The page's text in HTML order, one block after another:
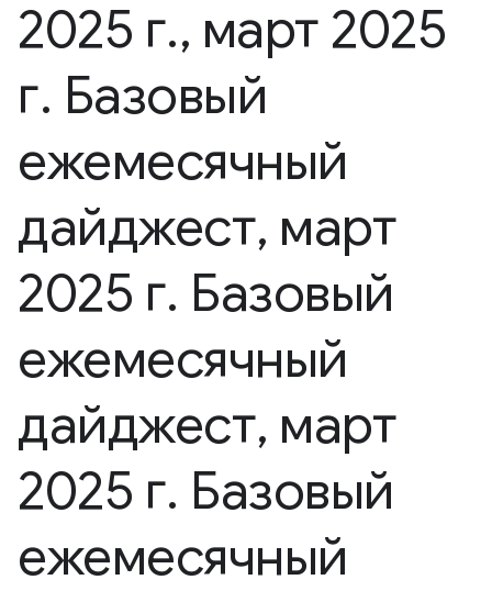
2025 г., март 2025
г. Базовый
ежемесячный
дайджест, март
2025 г. Базовый
ежемесячный
дайджест, март
2025 г. Базовый
ежемесячный